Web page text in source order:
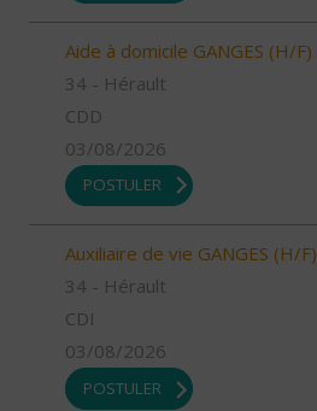
Aide à domicile GANGES (H/F)
34 - Hérault
CDD
03/08/2026
POSTULER
Auxiliaire de vie GANGES (H/F)
34 - Hérault
CDI
03/08/2026
POSTULER